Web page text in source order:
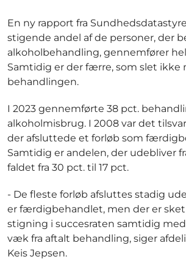
En ny rapport fra
stigende andel af de personer, der
alkoholbehandling, gennemfører
Samtidig er der færre, som slet ikke
behandlingen.
I 2023 gennemførte 38 pct.
alkoholmisbrug. I 2008 var det
der afsluttede et forløb som
Samtidig er andelen, der udebliver
faldet fra 30 pct. til 17 pct.
- De fleste forløb afsluttes stadig
er færdigbehandlet, men der er
stigning i succesraten samtidig
væk fra aftalt behandling, siger
Keis Jepsen.